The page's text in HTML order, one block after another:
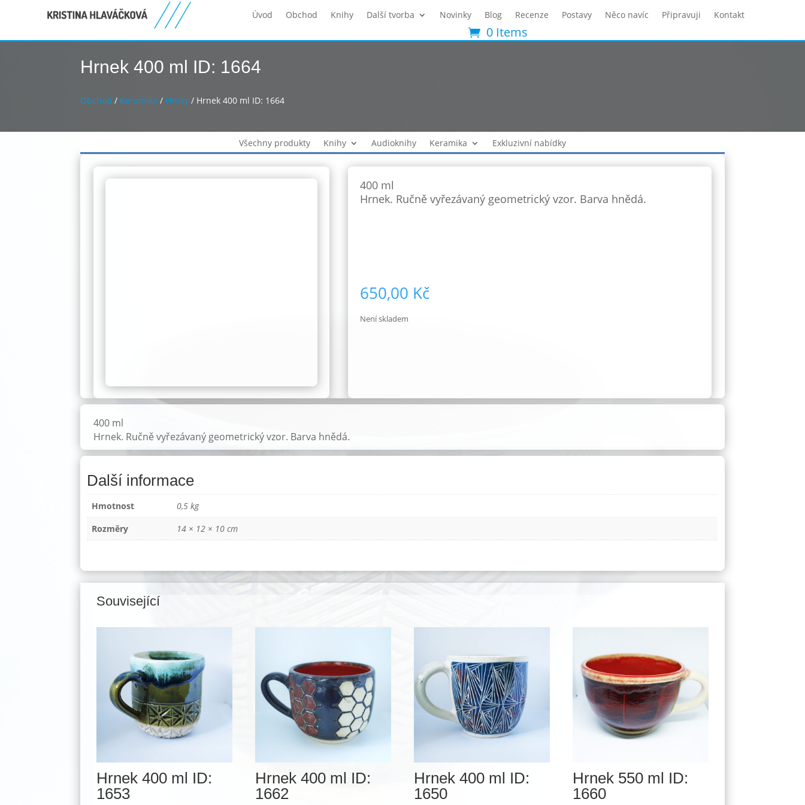
Úvod Obchod Knihy Další tvorba Novinky Blog Recenze Postavy Něco navíc Připravuji Kontakt
0 Items
Hrnek 400 ml ID: 1664
Obchod / Keramika / Hrnky / Hrnek 400 ml ID: 1664
Všechny produkty Knihy Audioknihy Keramika Exkluzivní nabídky
400 ml
Hrnek. Ručně vyřezávaný geometrický vzor. Barva hnědá.
650,00 Kč
Není skladem
400 ml
Hrnek. Ručně vyřezávaný geometrický vzor. Barva hnědá.
Další informace
Hmotnost
0,5 kg
Rozměry
14 × 12 × 10 cm
Související
Hrnek 400 ml ID:
1653
Hrnek 400 ml ID:
1662
Hrnek 400 ml ID:
1650
Hrnek 550 ml ID:
1660